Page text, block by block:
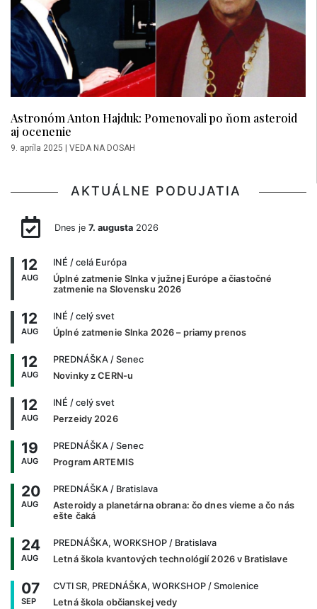
Astronóm Anton Hajduk: Pomenovali po ňom asteroid
aj ocenenie
9. apríla 2025 VEDA NA DOSAH
AKTUÁLNE PODUJATIA
Dnes je 7. augusta2026
12
AUG
INÉ / celá Európa
Úplné zatmenie Slnka v južnej Európe a čiastočné
zatmenie na Slovensku 2026
12
AUG
INÉ / celý svet
Úplné zatmenie Slnka 2026 – priamy prenos
12
AUG
PREDNÁŠKA / Senec
Novinky z CERN-u
12
AUG
INÉ / celý svet
Perzeidy 2026
19
AUG
PREDNÁŠKA / Senec
Program ARTEMIS
20
AUG
PREDNÁŠKA / Bratislava
Asteroidy a planetárna obrana: čo dnes vieme a čo nás
ešte čaká
24
AUG
PREDNÁŠKA, WORKSHOP / Bratislava
Letná škola kvantových technológií 2026 v Bratislave
07
SEP
CVTI SR, PREDNÁŠKA, WORKSHOP / Smolenice
Letná škola občianskej vedy